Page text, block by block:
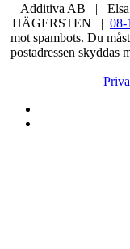
Additiva AB | Elsa
HÄGERSTEN | 08-
mot spambots. Du
postadressen skyddas